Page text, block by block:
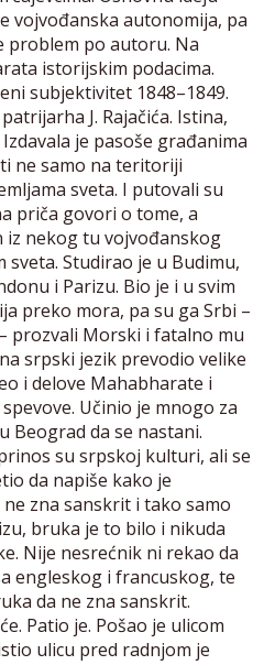
vojvođanska autonomija, pa
problem po autoru. Na
istorijskim podacima.
subjektivitet 1848–1849.
J. Rajačića. Istina,
je pasoše građanima
ne samo na teritoriji
sveta. I putovali su
priča govori o tome, a
iz nekog tu vojvođanskog
sveta. Studirao je u Budimu,
i Parizu. Bio je i u svim
preko mora, pa su ga Srbi –
prozvali Morski i fatalno mu
srpski jezik prevodio velike
i delove Mahabharate i
Učinio je mnogo za
Beograd da se nastani.
su srpskoj kulturi, ali se
da napiše kako je
zna sanskrit i tako samo
bruka je to bilo i nikuda
Nije nesrećnik ni rekao da
engleskog i francuskog, te
da ne zna sanskrit.
Patio je. Pošao je ulicom
ulicu pred radnjom je